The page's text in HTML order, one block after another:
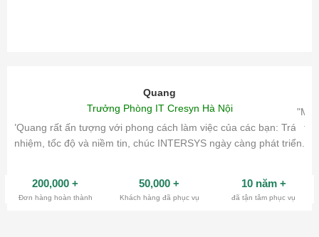
Quang
Trưởng Phòng IT Cresyn Hà Nội
"Quang rất ấn tượng với phong cách làm việc của các bạn: Trách
nhiệm, tốc độ và niềm tin, chúc INTERSYS ngày càng phát triển.
200,000 +
Đơn hàng hoàn thành
50,000 +
Khách hàng đã phục vụ
10 năm +
đã tận tâm phục vụ